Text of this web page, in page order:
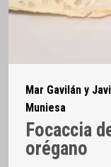
Mar Gavilán y
Muniesa
Focaccia
orégano